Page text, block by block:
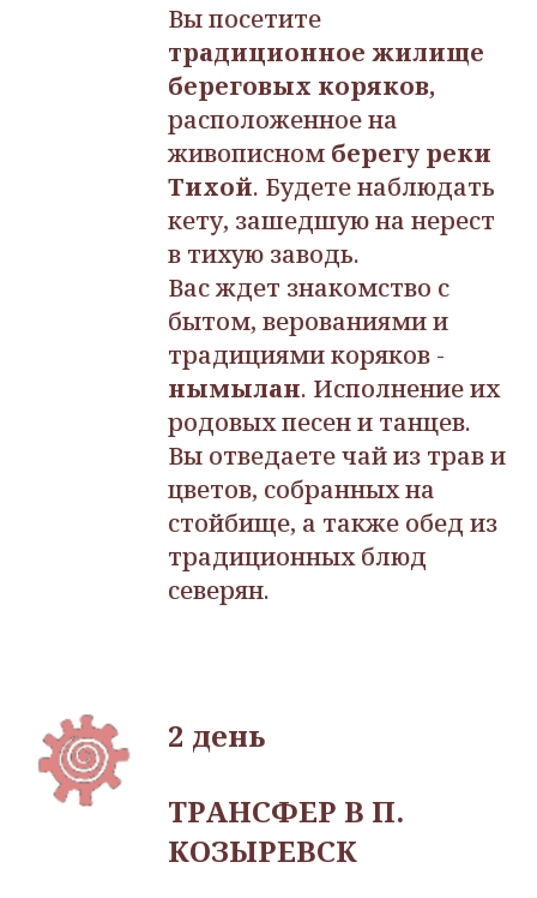
Вы посетите
традиционное жилище
береговых коряков,
расположенное на
живописном берегу реки
Тихой. Будете наблюдать
кету, зашедшую на нерест
в тихую заводь.
Вас ждет знакомство с
бытом, верованиями и
традициями коряков -
нымылан. Исполнение их
родовых песен и танцев.
Вы отведаете чай из трав и
цветов, собранных на
стойбище, а также обед из
традиционных блюд
северян.
2 день
ТРАНСФЕР В П.
КОЗЫРЕВСК